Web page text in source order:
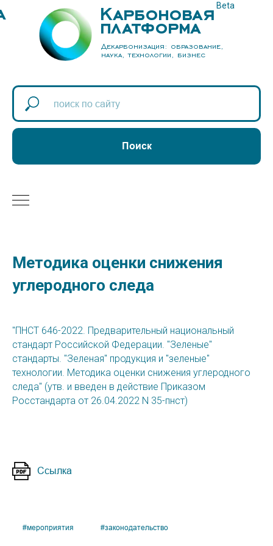
Beta
Декарбонизация: образование,
наука, технологии, бизнес
Карбоновая
платформа
Поиск
Методика оценки снижения
углеродного следа
"ПНСТ 646-2022. Предварительный национальный
стандарт Российской Федерации. "Зеленые"
стандарты. "Зеленая" продукция и "зеленые"
технологии. Методика оценки снижения углеродного
следа" (утв. и введен в действие Приказом
Росстандарта от 26.04.2022 N 35-пнст)
Ссылка
#мероприятия #законодательство